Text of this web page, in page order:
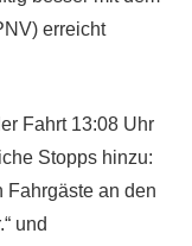
erreicht
Fahrt 13:08 Uhr
Stopps hinzu:
Fahrgäste an den
und